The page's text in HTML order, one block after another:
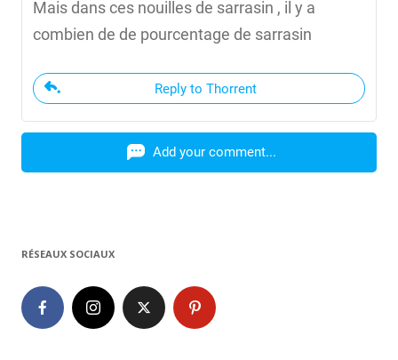
Mais dans ces nouilles de sarrasin , il y a
combien de de pourcentage de sarrasin
Reply to Thorrent
Add your comment...
RÉSEAUX SOCIAUX